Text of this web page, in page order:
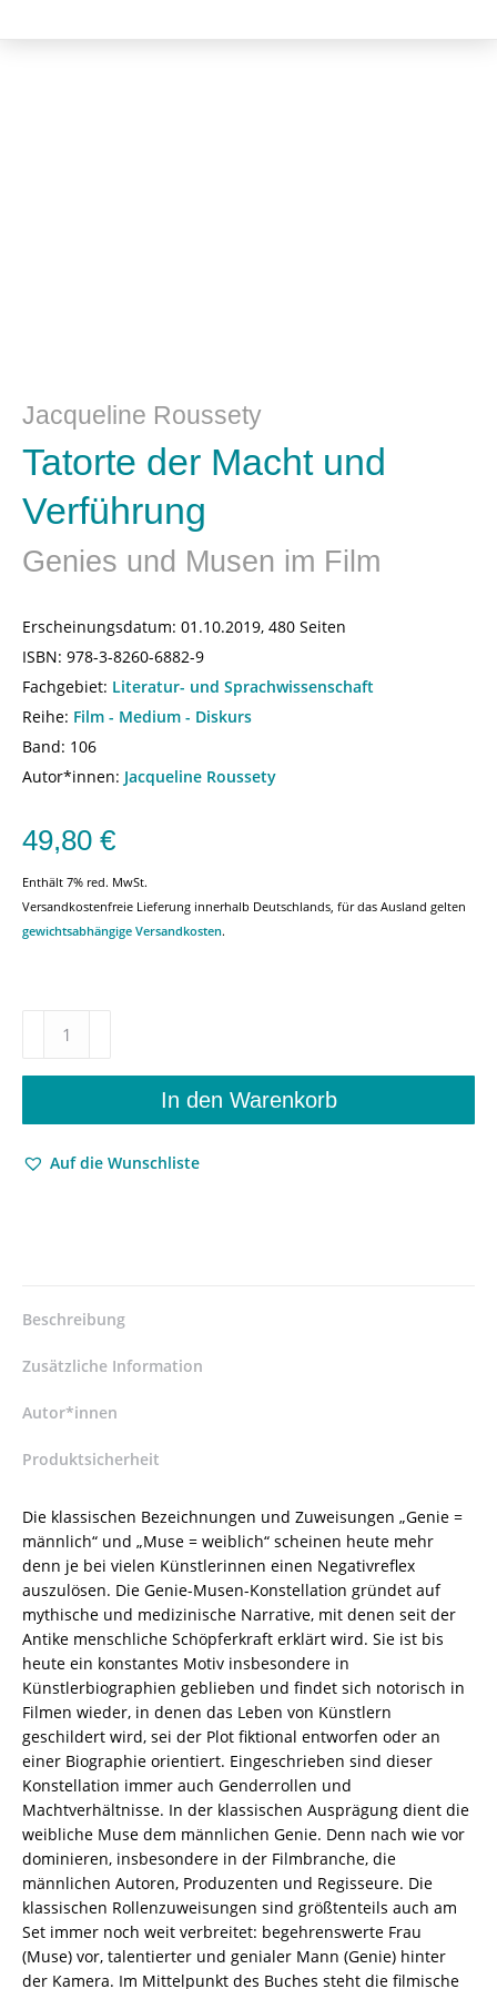
Jacqueline Roussety
Tatorte der Macht und
Verführung
Genies und Musen im Film
Erscheinungsdatum: 01.10.2019, 480 Seiten
ISBN: 978-3-8260-6882-9
Fachgebiet: Literatur- und Sprachwissenschaft
Reihe: Film - Medium - Diskurs
Band: 106
Autor*innen: Jacqueline Roussety
49,80 €
Enthält 7% red. MwSt.
Versandkostenfreie Lieferung innerhalb Deutschlands, für das Ausland gelten
gewichtsabhängige Versandkosten.
Verführung
Genies
Jacqueline
–
9783826068829
978-
8260-
6882-
9
/
978-
3-
82-
606882-
9
Menge
In den Warenkorb
Auf die Wunschliste
Beschreibung
Zusätzliche Information
Autor*innen
Produktsicherheit
Die klassischen Bezeichnungen und Zuweisungen „Genie =
männlich“ und „Muse = weiblich“ scheinen heute mehr
denn je bei vielen Künstlerinnen einen Negativreflex
auszulösen. Die Genie-Musen-Konstellation gründet auf
mythische und medizinische Narrative, mit denen seit der
Antike menschliche Schöpferkraft erklärt wird. Sie ist bis
heute ein konstantes Motiv insbesondere in
Künstlerbiographien geblieben und findet sich notorisch in
Filmen wieder, in denen das Leben von Künstlern
geschildert wird, sei der Plot fiktional entworfen oder an
einer Biographie orientiert. Eingeschrieben sind dieser
Konstellation immer auch Genderrollen und
Machtverhältnisse. In der klassischen Ausprägung dient die
weibliche Muse dem männlichen Genie. Denn nach wie vor
dominieren, insbesondere in der Filmbranche, die
männlichen Autoren, Produzenten und Regisseure. Die
klassischen Rollenzuweisungen sind größtenteils auch am
Set immer noch weit verbreitet: begehrenswerte Frau
(Muse) vor, talentierter und genialer Mann (Genie) hinter
der Kamera. Im Mittelpunkt des Buches steht die filmische